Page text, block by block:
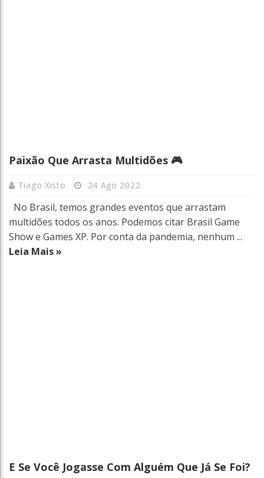
Paixão Que Arrasta Multidões 🎮
Tiago Xisto 24 Ago 2022
No Brasil, temos grandes eventos que arrastam
multidões todos os anos. Podemos citar Brasil Game
Show e Games XP. Por conta da pandemia, nenhum ...
Leia Mais »
E Se Você Jogasse Com Alguém Que Já Se Foi?